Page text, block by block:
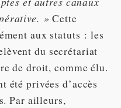
» Cette
aux statuts : les
du secrétariat
de droit, comme élu.
été privées d’accès
Par ailleurs,